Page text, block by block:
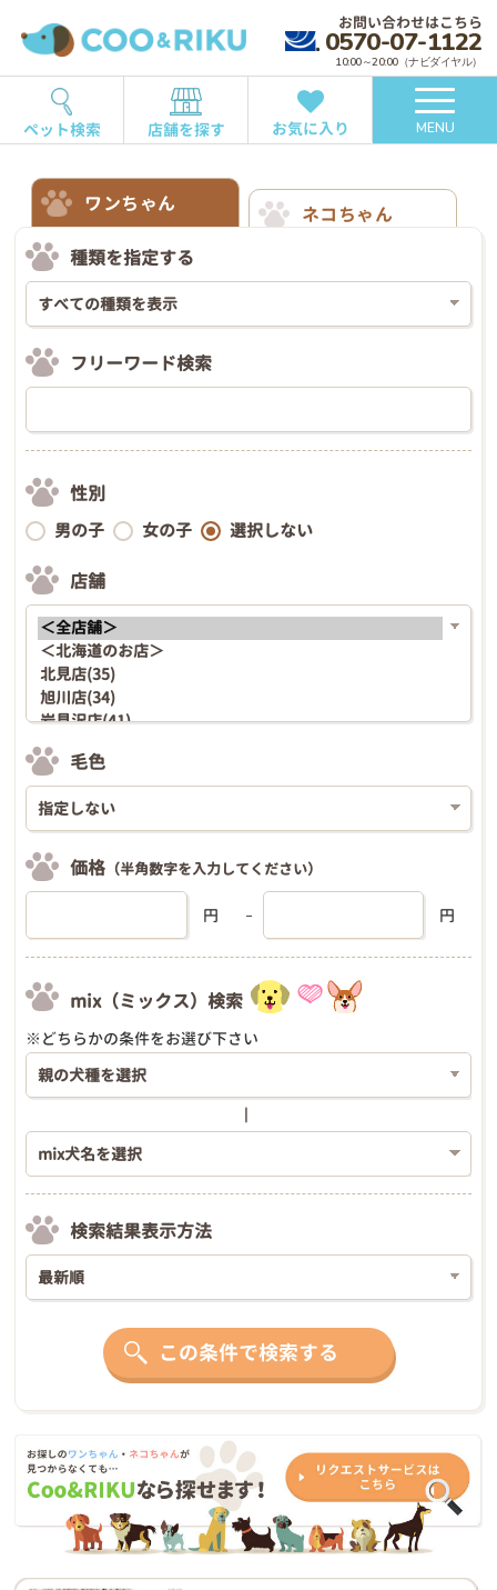
お問い合わせはこちら
0570-07-1122
10:00～20:00（ナビダイヤル）
ペット検索 店舗を探す お気に入り MENU
ワンちゃん
ネコちゃん
種類を指定する
フリーワード検索
性別
男の子 女の子 選択しない
店舗
毛色
価格 （半角数字を入力してください）
円 円
mix（ミックス）検索
※どちらかの条件をお選び下さい
検索結果表示方法
この条件で検索する